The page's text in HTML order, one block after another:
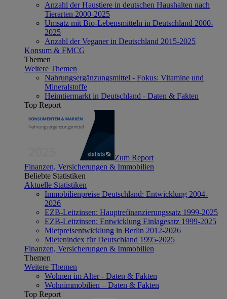
Anzahl der Haustiere in deutschen Haushalten nach
Tierarten 2000-2025
Umsatz mit Bio-Lebensmitteln in Deutschland 2000-
2025
Anzahl der Veganer in Deutschland 2015-2025
Konsum & FMCG
Themen
Weitere Themen
Nahrungsergänzungsmittel - Fokus: Vitamine und
Mineralstoffe
Heimtiermarkt in Deutschland - Daten & Fakten
Top Report
Zum Report
Finanzen, Versicherungen & Immobilien
Beliebte Statistiken
Aktuelle Statistiken
Immobilienpreise Deutschland: Entwicklung 2004-
2026
EZB-Leitzinsen: Hauptrefinanzierungssatz 1999-2025
EZB-Leitzinsen: Entwicklung Einlagesatz 1999-2025
Mietpreisentwicklung in Berlin 2012-2026
Mietenindex für Deutschland 1995-2025
Finanzen, Versicherungen & Immobilien
Themen
Weitere Themen
Wohnen im Alter - Daten & Fakten
Wohnimmobilien – Daten & Fakten
Top Report